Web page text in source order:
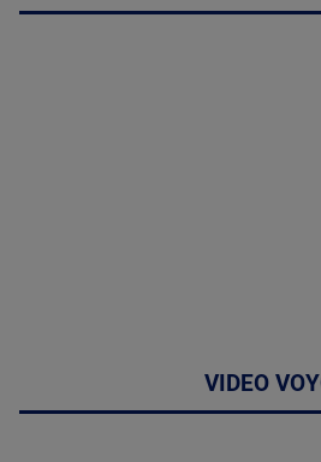
VIDEO